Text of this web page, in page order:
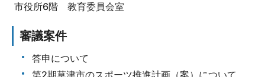
市役所6階 教育委員会室
審議案件
答申について